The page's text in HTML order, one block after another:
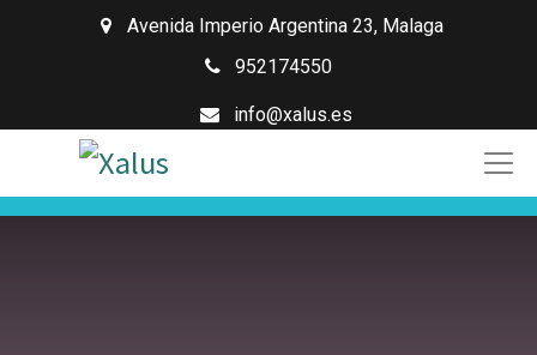
Avenida Imperio Argentina 23, Malaga
952174550
info@xalus.es